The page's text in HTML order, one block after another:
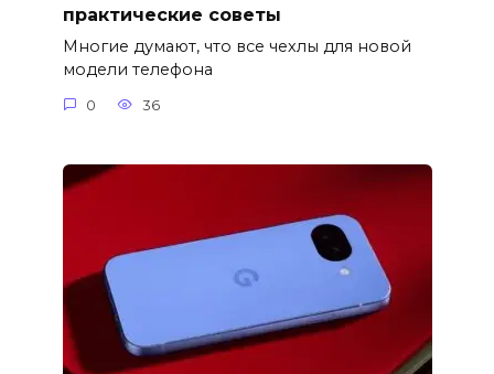
практические советы
Многие думают, что все чехлы для новой
модели телефона
0 36